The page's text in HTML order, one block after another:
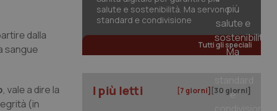
dalla
sangue
, vale a dire la
(in
salute e sostenibilità. Ma servono
standard e condivisione
Tutti gli speciali
I più letti [7 giorni] [30 giorni]